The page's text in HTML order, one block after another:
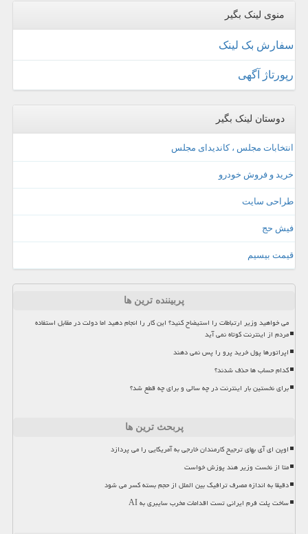
منوی لینک بگیر
سفارش بک لینک
رپورتاژ آگهی
دوستان لینک بگیر
انتخابات مجلس ، کاندیدای مجلس
خرید و فروش خودرو
طراحی سایت
فیش حج
قیمت بیسیم
پربیننده ترین ها
می خواهید وزیر ارتباطات را استیضاح کنید؟ این کار را انجام دهید اما دولت در مقابل استفاده
مردم از اینترنت کوتاه نمی آید
اپراتورها پول خرید پرو را پس نمی دهند
کدام حساب ها حذف شدند؟
برای نخستین بار اینترنت در چه سالی و برای چه قطع شد؟
پربحث ترین ها
اوپن ای آی بهای ترجیح کارمندان خارجی به آمریکایی را می پردازد
متا از نخست وزیر هند پوزش خواست
دقیقا به اندازه مصرف ترافیک بین الملل از حجم بسته کسر می شود
ساخت پلت فرم ایرانی تست اقدامات مخرب سایبری به AI